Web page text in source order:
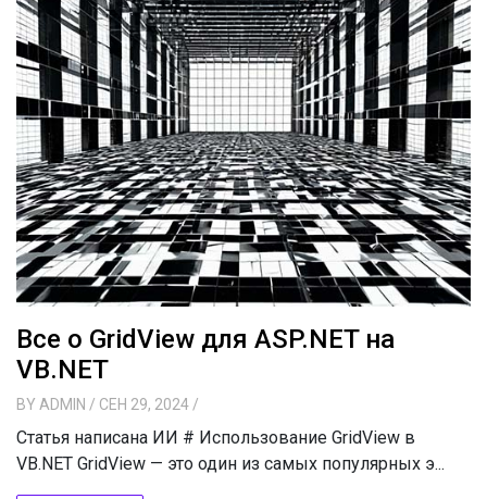
Все о GridView для ASP.NET на
VB.NET
BY ADMIN / СЕН 29, 2024 /
Статья написана ИИ # Использование GridView в
VB.NET GridView — это один из самых популярных э...